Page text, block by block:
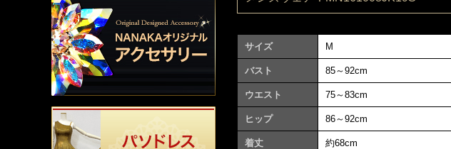
サイズ M
バスト
85～92cm
ウエスト
75～83cm
ヒップ
86～92cm
着丈
約68cm